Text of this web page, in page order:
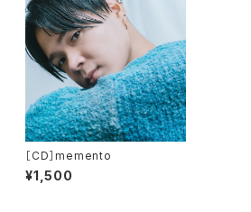
［CD］memento
¥1,500